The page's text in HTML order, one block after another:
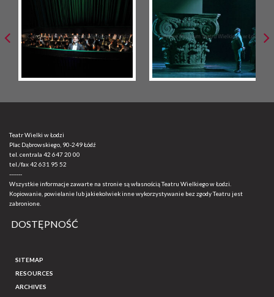
Teatr Wielki w Łodzi
Plac Dąbrowskiego, 90-249 Łódź
tel. centrala 42 647 20 00
tel./fax42 631 95 52
-------
Wszystkie informacje zawarte na stronie są własnością Teatru Wielkiego w Łodzi.
Kopiowanie, powielanie lub jakiekolwiek inne wykorzystywanie bez zgody Teatru jest
zabronione.
DOSTĘPNOŚĆ
SITEMAP
RESOURCES
ARCHIVES